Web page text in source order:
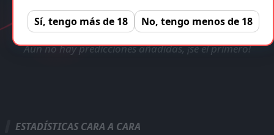
REGISTRAR
Aún no hay predicciones añadidas, ¡sé el primero!
ESTADÍSTICAS CARA A CARA
Sí, tengo más de 18 No, tengo menos de 18